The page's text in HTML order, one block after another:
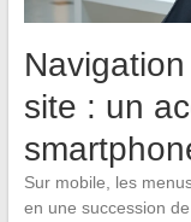
site : un
Sur mobile, les
en une succession